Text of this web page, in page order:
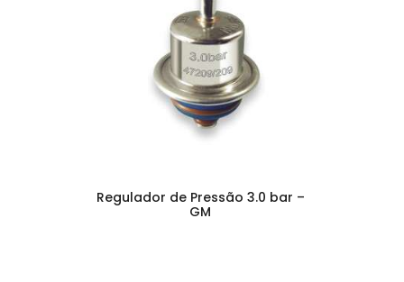
Regulador de Pressão 3.0 bar –
GM